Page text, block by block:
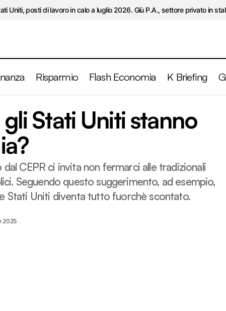
Uniti, posti di lavoro in calo a luglio 2026. Giù P.A., settore privato in
Risparmio Flash Economia K Briefing
Politica Conti pubblici: gli Stati Uniti stanno
Stati Uniti stanno
CEPR ci invita non fermarci alle tradizionali
Seguendo questo suggerimento, ad esempio,
Stati Uniti diventa tutto fuorchè scontato.
2025